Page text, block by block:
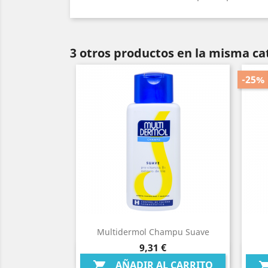
3 otros productos en la misma
Multidermol Champu Suave
Precio
9,31 €
AÑADIR AL CARRITO
Vista rápida
-25%